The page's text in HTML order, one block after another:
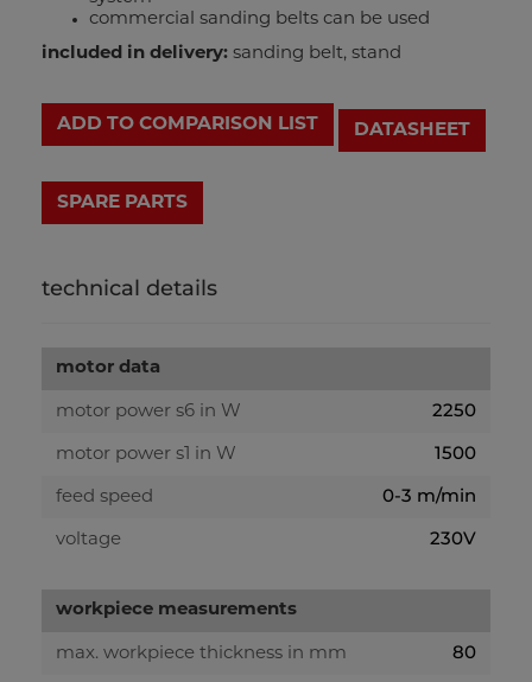
commercial sanding belts can be used
included in delivery: sanding belt, stand
ADD TO COMPARISON LIST DATASHEET
technical details
motor data
motor power s6 in W 2250
motor power s1 in W 1500
feed speed 0-3 m/min
voltage 230V
workpiece measurements
max. workpiece thickness in mm 80